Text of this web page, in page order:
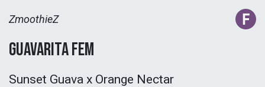
ZmoothieZ
Guavarita Fem
Sunset Guava x Orange Nectar